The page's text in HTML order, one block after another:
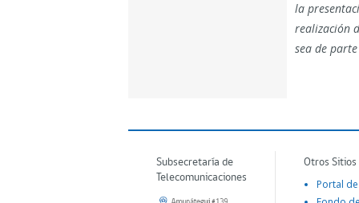
la
realización
sea de
Subsecretaría de
Telecomunicaciones
Otros
Portal